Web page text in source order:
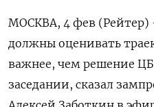
МОСКВА, 4 фев
должны оценивать
важнее, чем решение
заседании, сказал